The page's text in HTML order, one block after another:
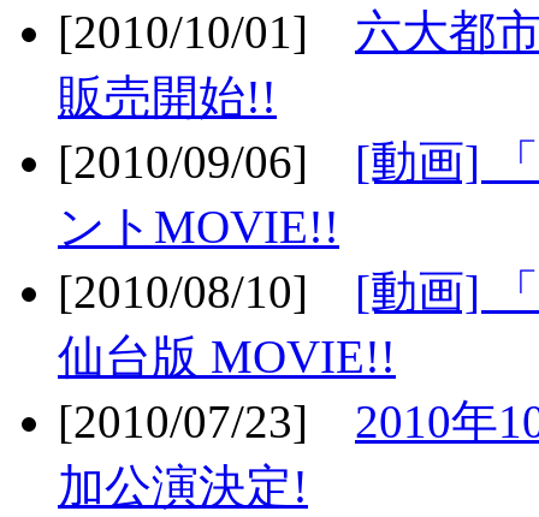
[2010/10/01] 六大都
販売開始!!
[2010/09/06] [動画]
ントMOVIE!!
[2010/08/10] [動画]
仙台版 MOVIE!!
[2010/07/23] 2010年
加公演決定!